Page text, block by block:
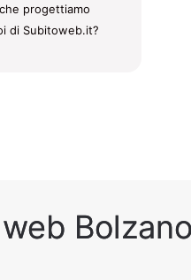
progettiamo
di Subitoweb.it?